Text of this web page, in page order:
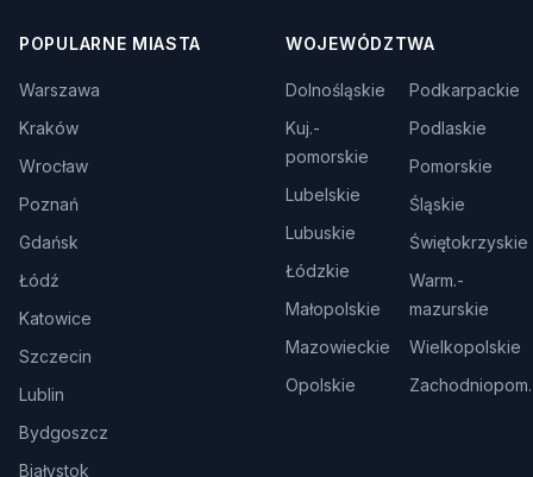
POPULARNE MIASTA
Warszawa
Kraków
Wrocław
Poznań
Gdańsk
Łódź
Katowice
Szczecin
Lublin
Bydgoszcz
Białystok
WOJEWÓDZTWA
Dolnośląskie
Kuj.-
pomorskie
Lubelskie
Lubuskie
Łódzkie
Małopolskie
Mazowieckie
Opolskie
Podkarpackie
Podlaskie
Pomorskie
Śląskie
Świętokrzyskie
Warm.-
mazurskie
Wielkopolskie
Zachodniopom.